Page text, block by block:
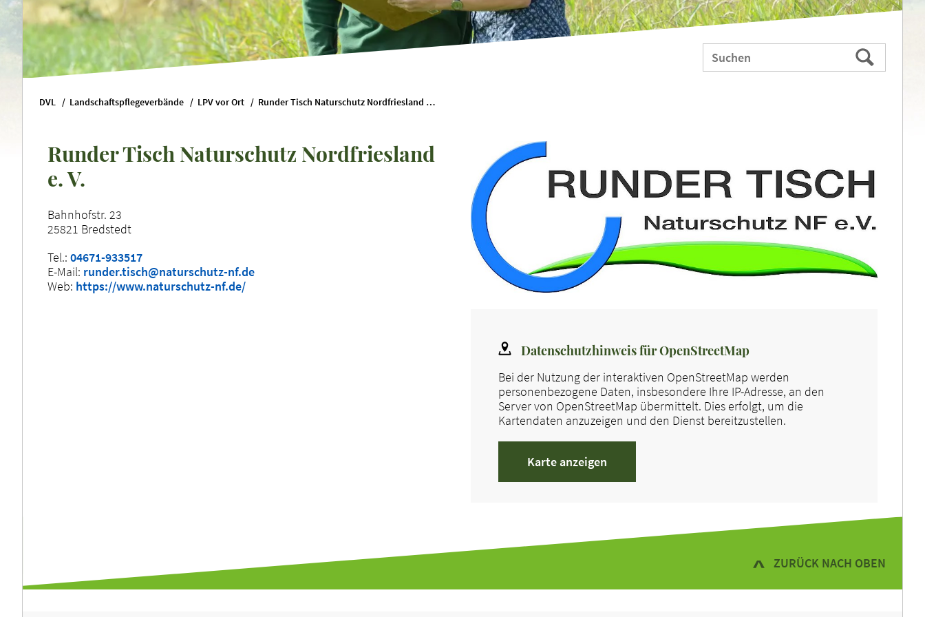
Webauftritt
durchsuchen
Suchen
DVL Landschaftspflegeverbände LPV vor Ort Runder Tisch Naturschutz Nordfriesland e. V.
Runder Tisch Naturschutz Nordfriesland
e. V.
Bahnhofstr. 23
25821 Bredstedt
Tel.: 04671-933517
E-Mail: runder.tisch@naturschutz-nf.de
Web: https://www.naturschutz-nf.de/
Datenschutzhinweis für OpenStreetMap
Bei der Nutzung der interaktiven OpenStreetMap werden
personenbezogene Daten, insbesondere Ihre IP-Adresse, an den
Server von OpenStreetMap übermittelt. Dies erfolgt, um die
Kartendaten anzuzeigen und den Dienst bereitzustellen.
Karte anzeigen
ZURÜCK NACH OBEN